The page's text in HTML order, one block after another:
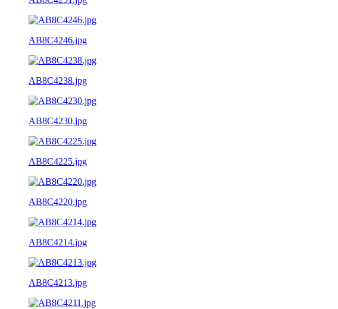
AB8C4246.jpg
AB8C4238.jpg
AB8C4230.jpg
AB8C4225.jpg
AB8C4220.jpg
AB8C4214.jpg
AB8C4213.jpg